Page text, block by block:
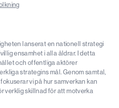
lanserat en nationell strategi
ensamhet i alla åldrar. I detta
och offentliga aktörer
strategins mål. Genom samtal,
vi på hur samverkan kan
verklig skillnad för att motverka